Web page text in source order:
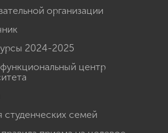
организации
2024-2025
центр
семей